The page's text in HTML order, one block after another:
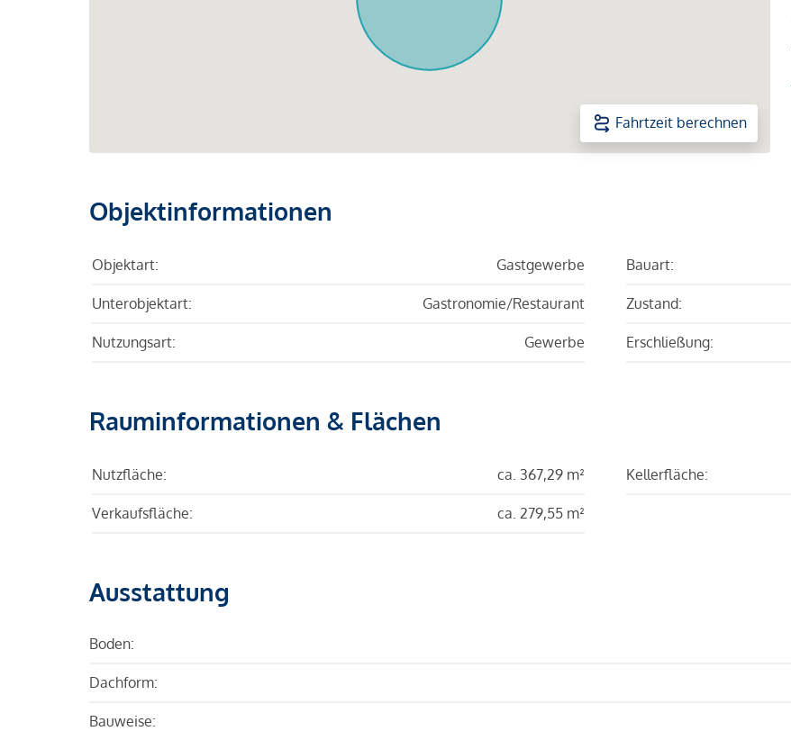
Fahrtzeit berechnen
Objektinformationen
Objektart: Gastgewerbe
Unterobjektart: Gastronomie/Restaurant
Nutzungsart: Gewerbe
Bauart:
Zustand:
Erschließung:
Rauminformationen & Flächen
Nutzfläche: ca. 367,29 m²
Verkaufsfläche: ca. 279,55 m²
Kellerfläche:
Ausstattung
Boden:
Dachform:
Bauweise: